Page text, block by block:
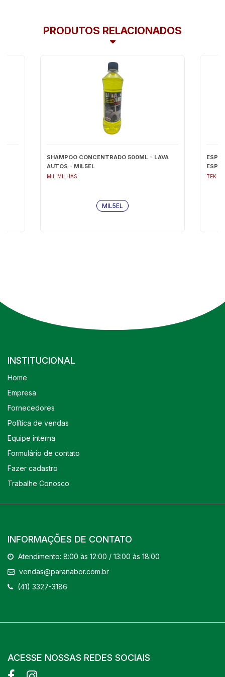
PRODUTOS RELACIONADOS
SHAMPOO CONCENTRADO 500ML - LAVA
AUTOS - MIL5EL
MIL MILHAS
MIL5EL
TEK
INSTITUCIONAL
Home
Empresa
Fornecedores
Política de vendas
Equipe interna
Formulário de contato
Fazer cadastro
Trabalhe Conosco
INFORMAÇÕES DE CONTATO
Atendimento: 8:00 às 12:00 / 13:00 às 18:00
vendas@paranabor.com.br
(41) 3327-3186
ACESSE NOSSAS REDES SOCIAIS